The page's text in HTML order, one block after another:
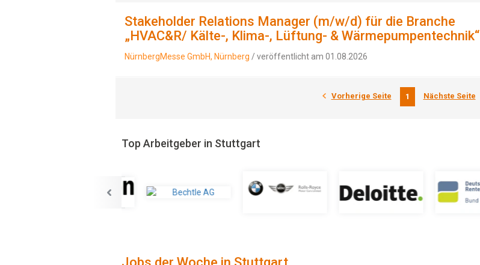
Stakeholder Relations Manager (m/w/d) für die Branche
„HVAC&R/ Kälte-, Klima-, Lüftung- & Wärmepumpentechnik“
NürnbergMesse GmbH, Nürnberg / veröffentlicht am 01.08.2026
Vorherige Seite 1 Nächste Seite
Top Arbeitgeber in Stuttgart